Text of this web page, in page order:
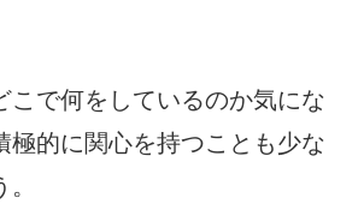
こで何をしているのか気にな
極的に関心を持つことも少な